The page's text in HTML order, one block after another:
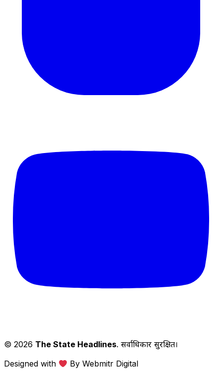
© 2026 The State Headlines. सर्वाधिकार सुरक्षित।
Designed with
By Webmitr Digital